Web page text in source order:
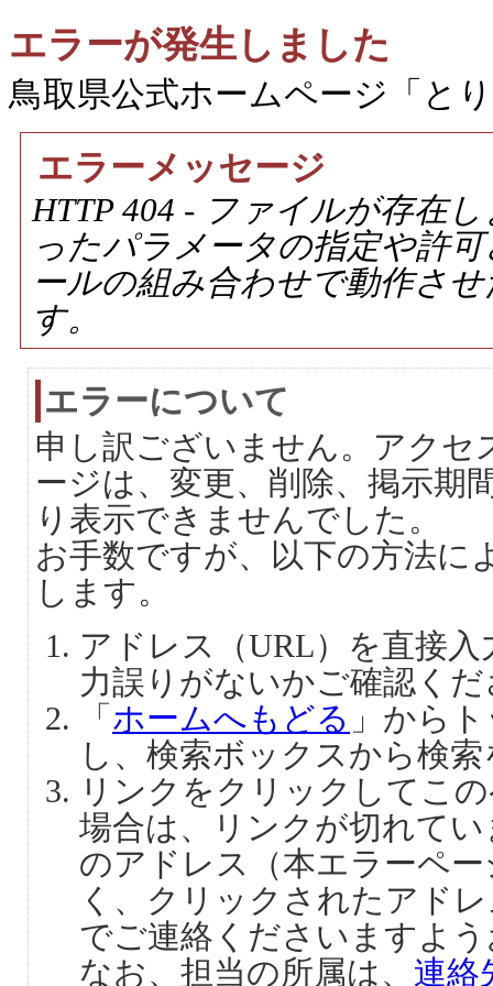
エラーが発生しました
鳥取県公式ホームページ「と
エラーメッセージ
HTTP 404 - ファイルが存在
ったパラメータの指定や許
ールの組み合わせで動作さ
す。
エラーについて
申し訳ございません。アクセ
ージは、変更、削除、掲示期
り表示できませんでした。
お手数ですが、以下の方法に
します。
アドレス（URL）を直接
力誤りがないかご確認く
「 ホームへもどる 」から
し、検索ボックスから検
リンクをクリックしてこ
場合は、リンクが切れて
のアドレス（本エラーペ
く、クリックされたアド
でご連絡くださいますよ
なお、担当の所属は、 連絡